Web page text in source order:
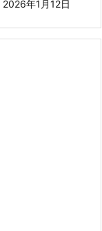
2026年1月12日